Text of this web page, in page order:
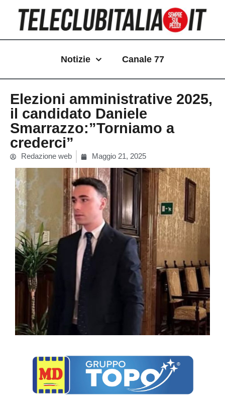
contenuto
Notizie Canale 77
Elezioni amministrative 2025,
il candidato Daniele
Smarrazzo:”Torniamo a
crederci”
Redazione web Maggio 21, 2025